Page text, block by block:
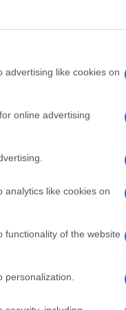
advertising like cookies on
online advertising
analytics like cookies on
functionality of the website
programih v sklopu
inštitutom za javno
nami.